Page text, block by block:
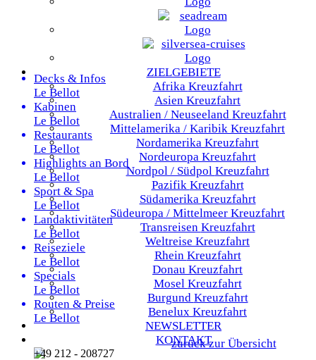
ZIELGEBIETE
Afrika Kreuzfahrt
Asien Kreuzfahrt
Australien / Neuseeland Kreuzfahrt
Mittelamerika / Karibik Kreuzfahrt
Nordamerika Kreuzfahrt
Nordeuropa Kreuzfahrt
Nordpol / Südpol Kreuzfahrt
Pazifik Kreuzfahrt
Südamerika Kreuzfahrt
Südeuropa / Mittelmeer Kreuzfahrt
Transreisen Kreuzfahrt
Weltreise Kreuzfahrt
Rhein Kreuzfahrt
Donau Kreuzfahrt
Mosel Kreuzfahrt
Burgund Kreuzfahrt
Benelux Kreuzfahrt
NEWSLETTER
KONTAKT
+49 212 - 208727
Decks & Infos
Le Bellot
Kabinen
Le Bellot
Restaurants
Le Bellot
Highlights an Bord
Le Bellot
Sport & Spa
Le Bellot
Landaktivitäten
Le Bellot
Reiseziele
Le Bellot
Specials
Le Bellot
Routen & Preise
Le Bellot
zurück zur Übersicht